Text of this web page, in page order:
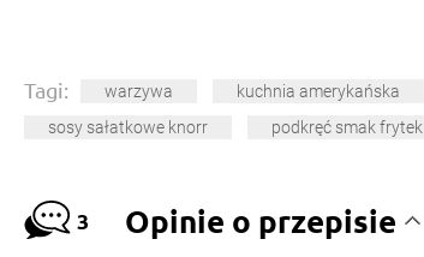
Tagi: warzywa kuchnia amerykańska
sosy sałatkowe knorr
podkręć smak frytek
3 Opinie o przepisie